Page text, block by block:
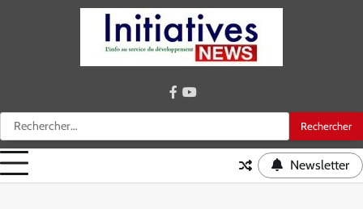
Rechercher :
facebook
youtube
Newsletter